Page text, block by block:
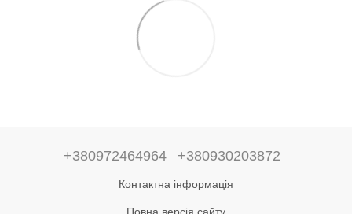
+380972464964 +380930203872
Контактна інформація
Повна версія сайту